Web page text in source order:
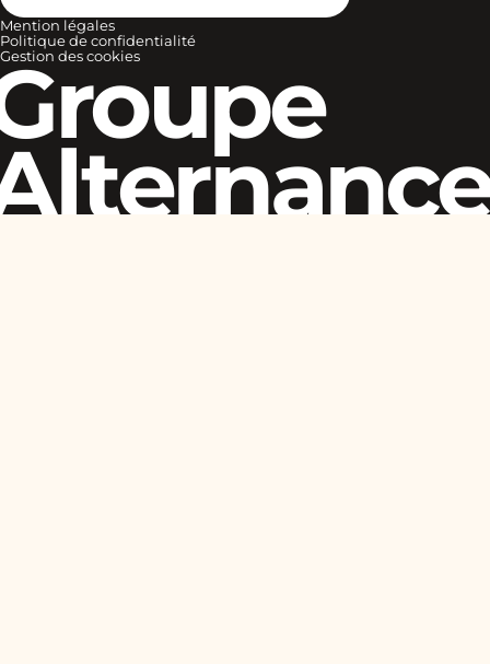
Mention légales
Politique de confidentialité
Gestion des cookies